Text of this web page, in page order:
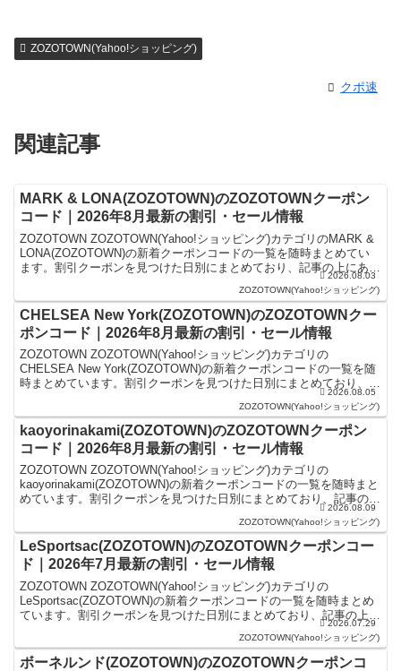
ZOZOTOWN(Yahoo!ショッピング)
クポ速
関連記事
MARK & LONA(ZOZOTOWN)のZOZOTOWNクーポン
コード｜2026年8月最新の割引・セール情報
ZOZOTOWN ZOZOTOWN(Yahoo!ショッピング)カテゴリのMARK &
LONA(ZOZOTOWN)の新着クーポンコードの一覧を随時まとめてい
ます。割引クーポンを見つけた日別にまとめており、記事の上にある
2026.08.03
ZOZOTOWN(Yahoo!ショッピング)
CHELSEA New York(ZOZOTOWN)のZOZOTOWNクー
ポンコード｜2026年8月最新の割引・セール情報
ZOZOTOWN ZOZOTOWN(Yahoo!ショッピング)カテゴリの
CHELSEA New York(ZOZOTOWN)の新着クーポンコードの一覧を随
時まとめています。割引クーポンを見つけた日別にまとめており、記
2026.08.05
ZOZOTOWN(Yahoo!ショッピング)
kaoyorinakami(ZOZOTOWN)のZOZOTOWNクーポン
コード｜2026年8月最新の割引・セール情報
ZOZOTOWN ZOZOTOWN(Yahoo!ショッピング)カテゴリの
kaoyorinakami(ZOZOTOWN)の新着クーポンコードの一覧を随時まと
めています。割引クーポンを見つけた日別にまとめており、記事の上
2026.08.09
ZOZOTOWN(Yahoo!ショッピング)
LeSportsac(ZOZOTOWN)のZOZOTOWNクーポンコー
ド｜2026年7月最新の割引・セール情報
ZOZOTOWN ZOZOTOWN(Yahoo!ショッピング)カテゴリの
LeSportsac(ZOZOTOWN)の新着クーポンコードの一覧を随時まとめ
ています。割引クーポンを見つけた日別にまとめており、記事の上に
2026.07.29
ZOZOTOWN(Yahoo!ショッピング)
ボーネルンド(ZOZOTOWN)のZOZOTOWNクーポンコ